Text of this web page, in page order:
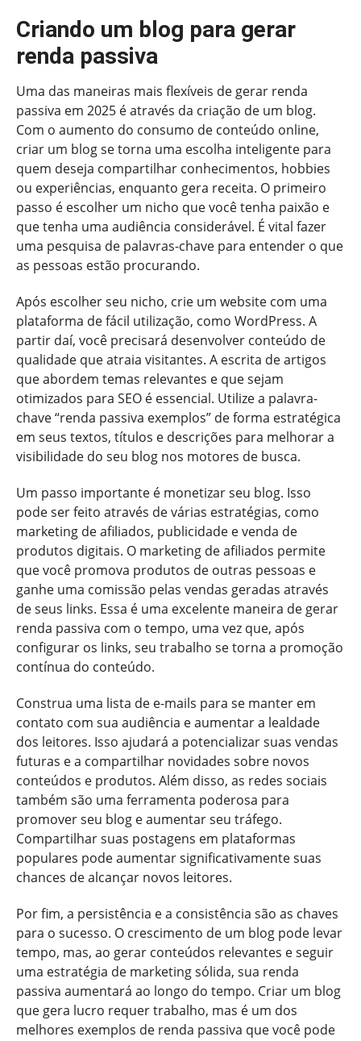
Criando um blog para gerar
renda passiva
Uma das maneiras mais flexíveis de gerar renda
passiva em 2025 é através da criação de um blog.
Com o aumento do consumo de conteúdo online,
criar um blog se torna uma escolha inteligente para
quem deseja compartilhar conhecimentos, hobbies
ou experiências, enquanto gera receita. O primeiro
passo é escolher um nicho que você tenha paixão e
que tenha uma audiência considerável. É vital fazer
uma pesquisa de palavras-chave para entender o que
as pessoas estão procurando.
Após escolher seu nicho, crie um website com uma
plataforma de fácil utilização, como WordPress. A
partir daí, você precisará desenvolver conteúdo de
qualidade que atraia visitantes. A escrita de artigos
que abordem temas relevantes e que sejam
otimizados para SEO é essencial. Utilize a palavra-
chave “renda passiva exemplos” de forma estratégica
em seus textos, títulos e descrições para melhorar a
visibilidade do seu blog nos motores de busca.
Um passo importante é monetizar seu blog. Isso
pode ser feito através de várias estratégias, como
marketing de afiliados, publicidade e venda de
produtos digitais. O marketing de afiliados permite
que você promova produtos de outras pessoas e
ganhe uma comissão pelas vendas geradas através
de seus links. Essa é uma excelente maneira de gerar
renda passiva com o tempo, uma vez que, após
configurar os links, seu trabalho se torna a promoção
contínua do conteúdo.
Construa uma lista de e-mails para se manter em
contato com sua audiência e aumentar a lealdade
dos leitores. Isso ajudará a potencializar suas vendas
futuras e a compartilhar novidades sobre novos
conteúdos e produtos. Além disso, as redes sociais
também são uma ferramenta poderosa para
promover seu blog e aumentar seu tráfego.
Compartilhar suas postagens em plataformas
populares pode aumentar significativamente suas
chances de alcançar novos leitores.
Por fim, a persistência e a consistência são as chaves
para o sucesso. O crescimento de um blog pode levar
tempo, mas, ao gerar conteúdos relevantes e seguir
uma estratégia de marketing sólida, sua renda
passiva aumentará ao longo do tempo. Criar um blog
que gera lucro requer trabalho, mas é um dos
melhores exemplos de renda passiva que você pode